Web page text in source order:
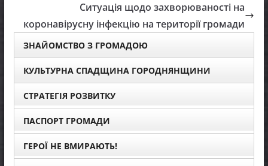
Ситуація щодо захворюваності на
коронавірусну інфекцію на території громади
ЗНАЙОМСТВО З ГРОМАДОЮ
КУЛЬТУРНА СПАДЩИНА ГОРОДНЯНЩИНИ
СТРАТЕГІЯ РОЗВИТКУ
ПАСПОРТ ГРОМАДИ
ГЕРОЇ НЕ ВМИРАЮТЬ!